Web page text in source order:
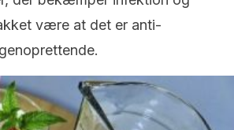
være at det er anti-